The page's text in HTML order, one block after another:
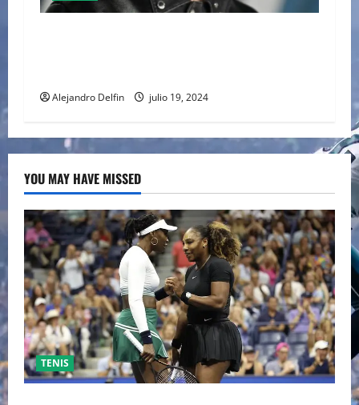
Alejandro Delfin julio 19, 2024
YOU MAY HAVE MISSED
TENIS